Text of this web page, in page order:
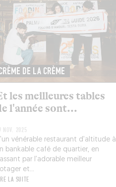
DE LA CRÈME
les meilleures tables
l'année sont...
NOV. 2025
vénérable restaurant d’altitude à
bankable café de quartier, en
par l’adorable meilleur
et...
LA SUITE